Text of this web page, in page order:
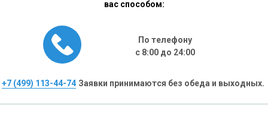
вас способом:
По телефону
с 8:00 до 24:00
+7 (499) 113-44-74 Заявки принимаются без обеда и выходных.